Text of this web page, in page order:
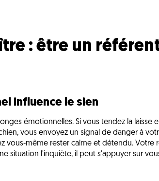
: être un
influence le sien
émotionnelles. Si vous tendez la laisse
vous envoyez un signal de danger à
vous-même rester calme et détendu. Votre
situation l'inquiète, il peut s'appuyer sur